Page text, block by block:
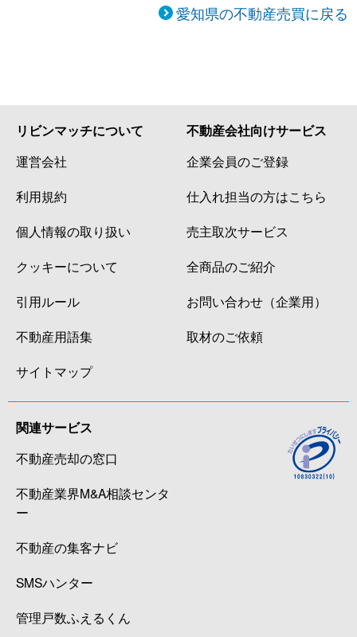
愛知県の不動産売買に戻る
リビンマッチについて
運営会社
利用規約
個人情報の取り扱い
クッキーについて
引用ルール
不動産用語集
サイトマップ
不動産会社向けサービス
企業会員のご登録
仕入れ担当の方はこちら
売主取次サービス
全商品のご紹介
お問い合わせ（企業用）
取材のご依頼
関連サービス
不動産売却の窓口
不動産業界M&A相談センタ
ー
不動産の集客ナビ
SMSハンター
管理戸数ふえるくん